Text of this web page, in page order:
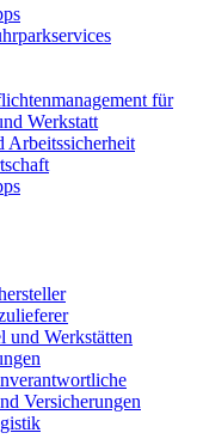
für
Werkstatt
Arbeitssicherheit
und Werkstätten
Versicherungen